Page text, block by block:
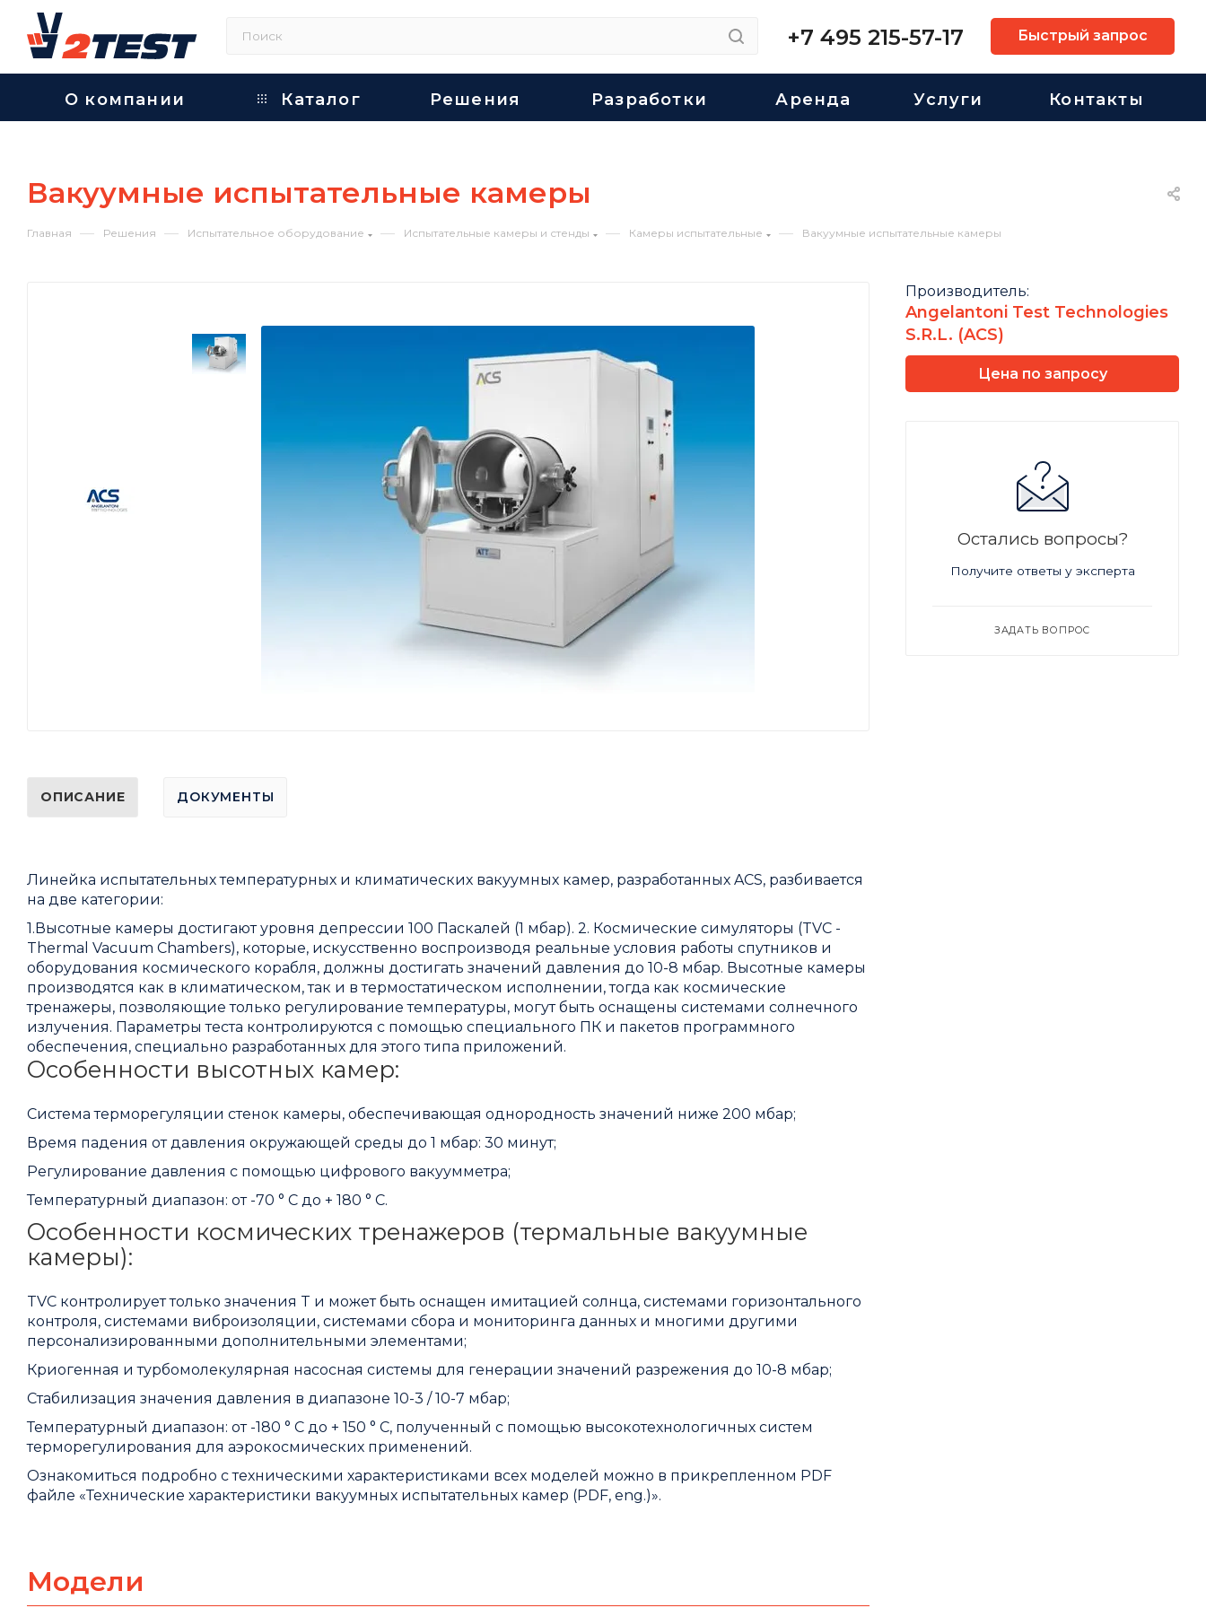
+7 495 215-57-17 Быстрый запрос
О компании Каталог Решения Разработки Аренда Услуги Контакты
Вакуумные испытательные камеры
Главная — Решения — Испытательное оборудование — Испытательные камеры и стенды — Камеры испытательные — Вакуумные испытательные камеры
ОПИСАНИЕ ДОКУМЕНТЫ
Линейка испытательных температурных и климатических вакуумных камер, разработанных ACS, разбивается
на две категории:
1.Высотные камеры достигают уровня депрессии 100 Паскалей (1 мбар). 2. Космические симуляторы (TVC -
Thermal Vacuum Chambers), которые, искусственно воспроизводя реальные условия работы спутников и
оборудования космического корабля, должны достигать значений давления до 10-8 мбар. Высотные камеры
производятся как в климатическом, так и в термостатическом исполнении, тогда как космические
тренажеры, позволяющие только регулирование температуры, могут быть оснащены системами солнечного
излучения. Параметры теста контролируются с помощью специального ПК и пакетов программного
обеспечения, специально разработанных для этого типа приложений.
Особенности высотных камер:
Система терморегуляции стенок камеры, обеспечивающая однородность значений ниже 200 мбар;
Время падения от давления окружающей среды до 1 мбар: 30 минут;
Регулирование давления с помощью цифрового вакуумметра;
Температурный диапазон: от -70 ° С до + 180 ° С.
Особенности космических тренажеров (термальные вакуумные
камеры):
TVC контролирует только значения T и может быть оснащен имитацией солнца, системами горизонтального
контроля, системами виброизоляции, системами сбора и мониторинга данных и многими другими
персонализированными дополнительными элементами;
Криогенная и турбомолекулярная насосная системы для генерации значений разрежения до 10-8 мбар;
Стабилизация значения давления в диапазоне 10-3 / 10-7 мбар;
Температурный диапазон: от -180 ° C до + 150 ° C, полученный с помощью высокотехнологичных систем
терморегулирования для аэрокосмических применений.
Ознакомиться подробно с техническими характеристиками всех моделей можно в прикрепленном PDF
файле «Технические характеристики вакуумных испытательных камер (PDF, eng.)».
Модели
Производитель:
Angelantoni Test Technologies
S.R.L. (ACS)
Цена по запросу
Остались вопросы?
Получите ответы у эксперта
ЗАДАТЬ ВОПРОС